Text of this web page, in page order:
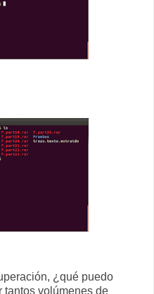
¿qué puedo
tantos volúmenes de